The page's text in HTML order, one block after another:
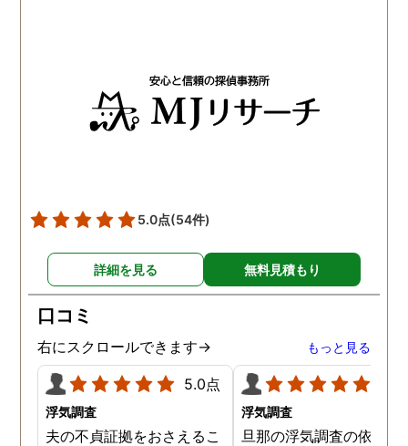
5.0点(54件)
詳細を見る 無料見積もり
口コミ
右にスクロールできます→ もっと見る
5.0点
浮気調査
夫の不貞証拠をおさえるこ
浮気調査
旦那の浮気調査の依頼の